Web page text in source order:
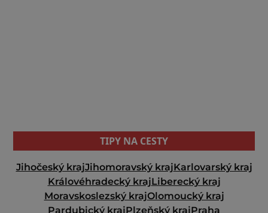
TIPY NA CESTY
Jihočeský krajJihomoravský krajKarlovarský kraj
Královéhradecký krajLiberecký kraj
Moravskoslezský krajOlomoucký kraj
Pardubický krajPlzeňský krajPraha